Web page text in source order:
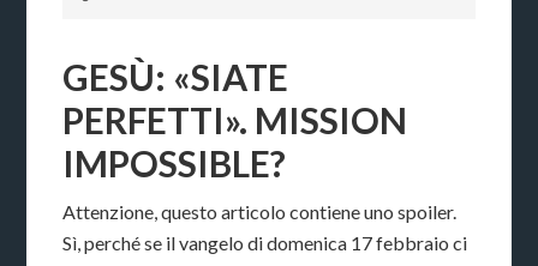
GESÙ: «SIATE
PERFETTI». MISSION
IMPOSSIBLE?
Attenzione, questo articolo contiene uno spoiler.
Sì, perché se il vangelo di domenica 17 febbraio ci